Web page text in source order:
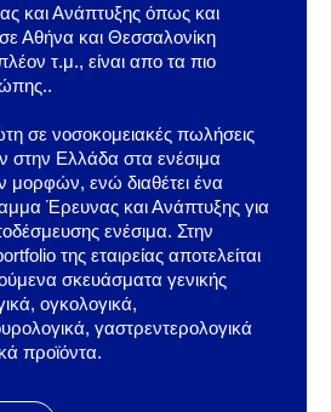
και Ανάπτυξης όπως και
Αθήνα και Θεσσαλονίκη
τ.μ., είναι απο τα πιο
σε νοσοκομειακές πωλήσεις
στην Ελλάδα στα ενέσιμα
μορφών, ενώ διαθέτει ένα
Έρευνας και Ανάπτυξης για
ενέσιμα. Στην
της εταιρείας αποτελείται
σκευάσματα γενικής
ογκολογικά,
γαστρεντερολογικά
προϊόντα.